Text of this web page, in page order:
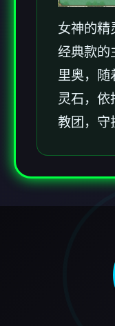
女神的精
经典款的
里奥，随
灵石，依
教团，守